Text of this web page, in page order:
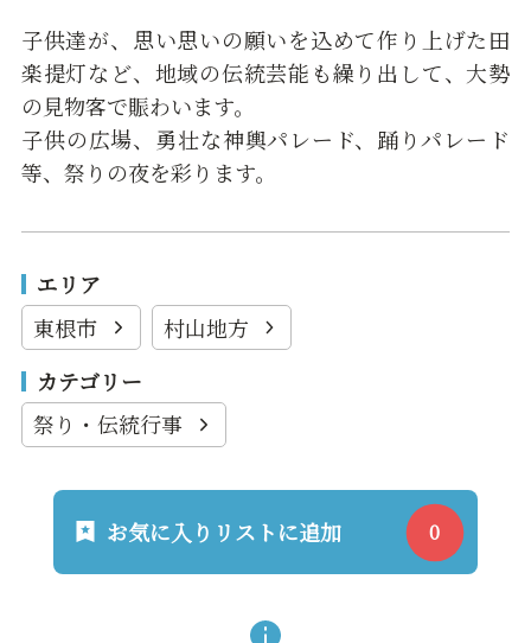
子供達が、思い思いの願いを込めて作り上げた田
楽提灯など、地域の伝統芸能も繰り出して、大勢
の見物客で賑わいます。
子供の広場、勇壮な神輿パレード、踊りパレード
等、祭りの夜を彩ります。
エリア
東根市
村山地方
カテゴリー
祭り・伝統行事
お気に入りリストに追加